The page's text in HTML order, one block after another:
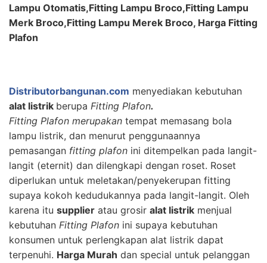
Lampu Otomatis,Fitting Lampu Broco,Fitting Lampu
Merk Broco,Fitting Lampu Merek Broco, Harga Fitting
Plafon
Distributorbangunan.com menyediakan kebutuhan
alat listrik berupa Fitting Plafon.
Fitting Plafon merupakan tempat memasang bola
lampu listrik, dan menurut penggunaannya
pemasangan fitting plafon ini ditempelkan pada langit-
langit (eternit) dan dilengkapi dengan roset. Roset
diperlukan untuk meletakan/penyekerupan fitting
supaya kokoh kedudukannya pada langit-langit. Oleh
karena itu supplier atau grosir alat listrik menjual
kebutuhan Fitting Plafon ini supaya kebutuhan
konsumen untuk perlengkapan alat listrik dapat
terpenuhi. Harga Murah dan special untuk pelanggan